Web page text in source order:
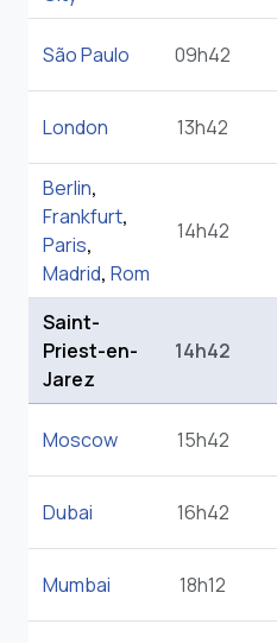
São Paulo 09h42
London 13h42
Berlin,
Frankfurt,
Paris,
Madrid, Rom
14h42
Saint-
Priest-en-
Jarez
14h42
Moscow 15h42
Dubai 16h42
Mumbai 18h12